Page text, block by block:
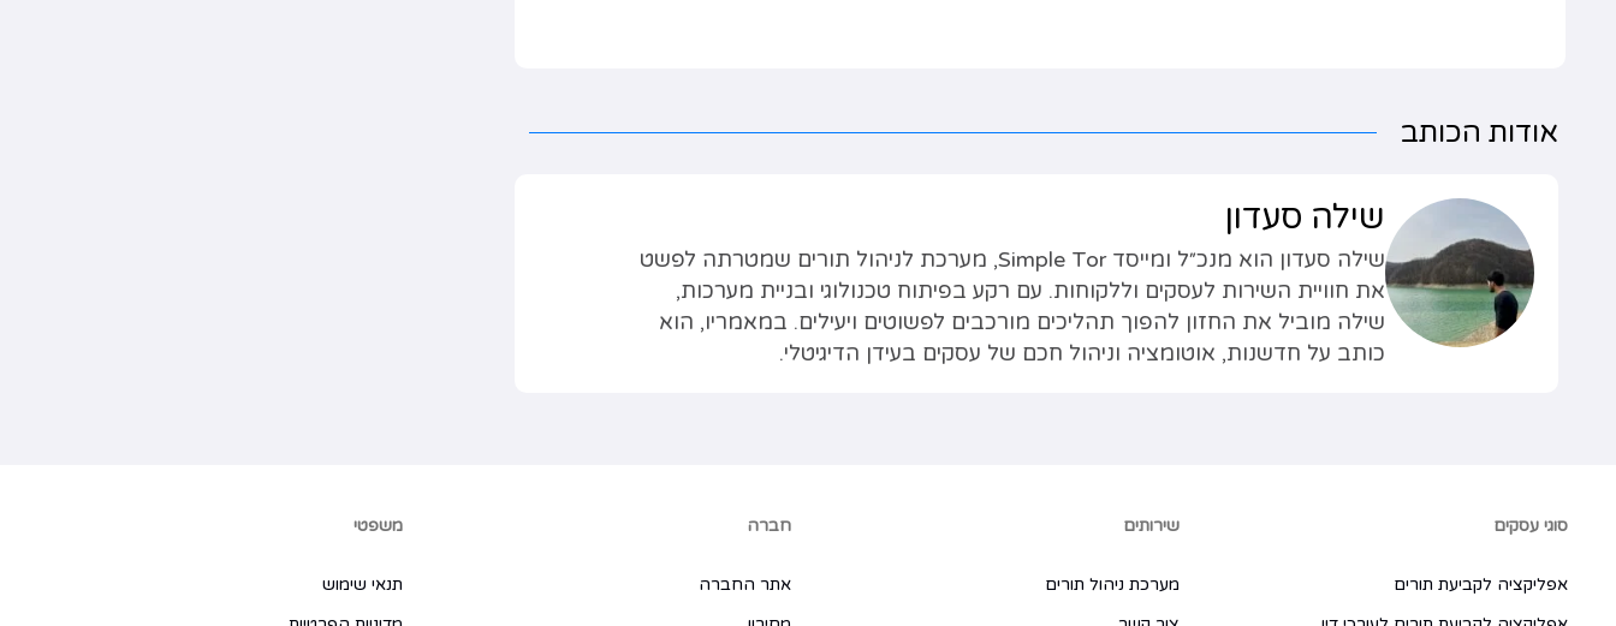
אודות הכותב
שילה סעדון
שילה סעדון הוא מנכ״ל ומייסד Simple Tor, מערכת לניהול תורים שמטרתה לפשט
את חוויית השירות לעסקים וללקוחות. עם רקע בפיתוח טכנולוגי ובניית מערכות,
שילה מוביל את החזון להפוך תהליכים מורכבים לפשוטים ויעילים. במאמריו, הוא
כותב על חדשנות, אוטומציה וניהול חכם של עסקים בעידן הדיגיטלי.
סוגי עסקים
אפליקציה לקביעת תורים
שירותים
מערכת ניהול תורים
חברה
אתר החברה
משפטי
תנאי שימוש